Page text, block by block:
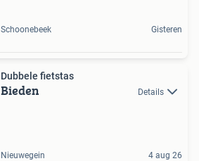
Schoonebeek Gisteren
Dubbele fietstas
Bieden Details
Nieuwegein 4 aug 26